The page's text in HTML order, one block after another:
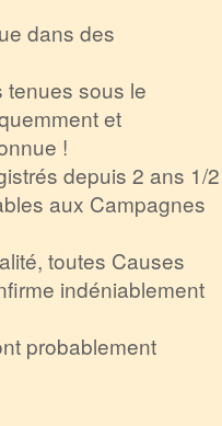
dans des
tenues sous le
et
!
depuis 2 ans 1/2
aux Campagnes
toutes Causes
indéniablement
probablement